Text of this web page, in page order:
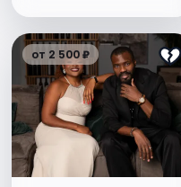
от 2 500 ₽